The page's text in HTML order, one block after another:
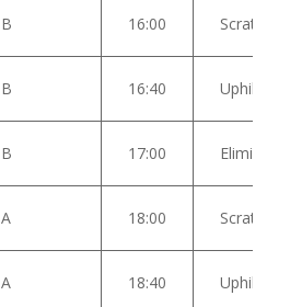
B 16:00 Scratch
B 16:40 Uphill sprint
B 17:00 Eliminacija
A 18:00 Scratch
A 18:40 Uphill sprint